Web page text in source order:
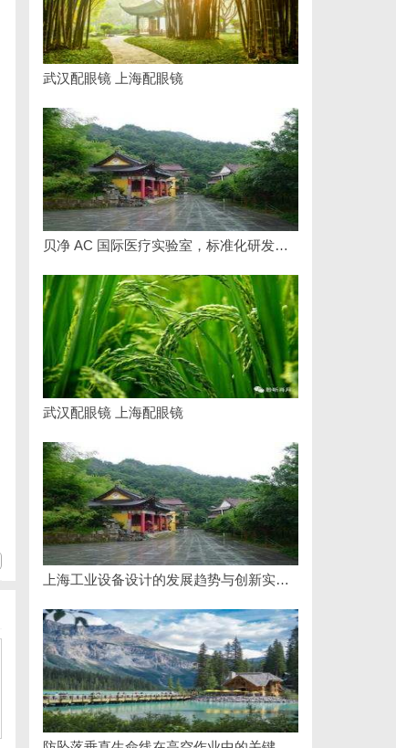
武汉配眼镜 上海配眼镜
贝净 AC 国际医疗实验室，标准化研发体系全解析
武汉配眼镜 上海配眼镜
上海工业设备设计的发展趋势与创新实践探索